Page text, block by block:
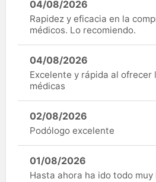
04/08/2026
Rapidez y eficacia en la
médicos. Lo recomiendo.
04/08/2026
Excelente y rápida al ofrecer
médicas
02/08/2026
Podólogo excelente
01/08/2026
Hasta ahora ha ido todo muy